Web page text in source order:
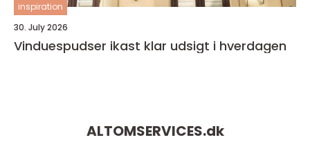
inspiration
30. July 2026
Vinduespudser ikast klar udsigt i hverdagen
ALTOMSERVICES.dk